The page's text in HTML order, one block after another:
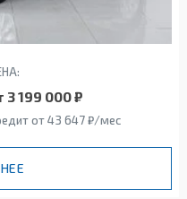
3 199 000 ₽
от 43 647 ₽/мес